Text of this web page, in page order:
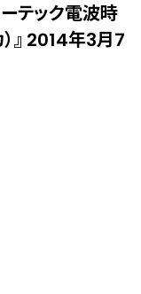
テック電波時
』 2014年3月7